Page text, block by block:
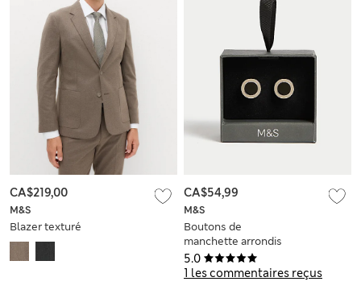
M&S
Blazer texturé
CA$219,00
5.0
1 les commentaires reçus
M&S
Boutons de
manchette arrondis
CA$54,99